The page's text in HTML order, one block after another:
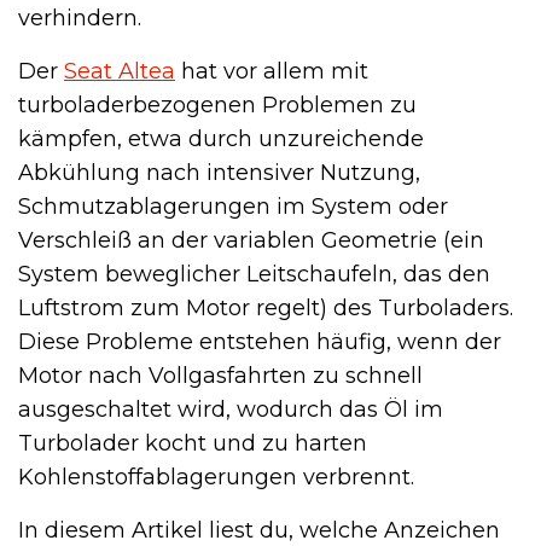
verhindern.
Der Seat Altea hat vor allem mit
turboladerbezogenen Problemen zu
kämpfen, etwa durch unzureichende
Abkühlung nach intensiver Nutzung,
Schmutzablagerungen im System oder
Verschleiß an der variablen Geometrie (ein
System beweglicher Leitschaufeln, das den
Luftstrom zum Motor regelt) des Turboladers.
Diese Probleme entstehen häufig, wenn der
Motor nach Vollgasfahrten zu schnell
ausgeschaltet wird, wodurch das Öl im
Turbolader kocht und zu harten
Kohlenstoffablagerungen verbrennt.
In diesem Artikel liest du, welche Anzeichen